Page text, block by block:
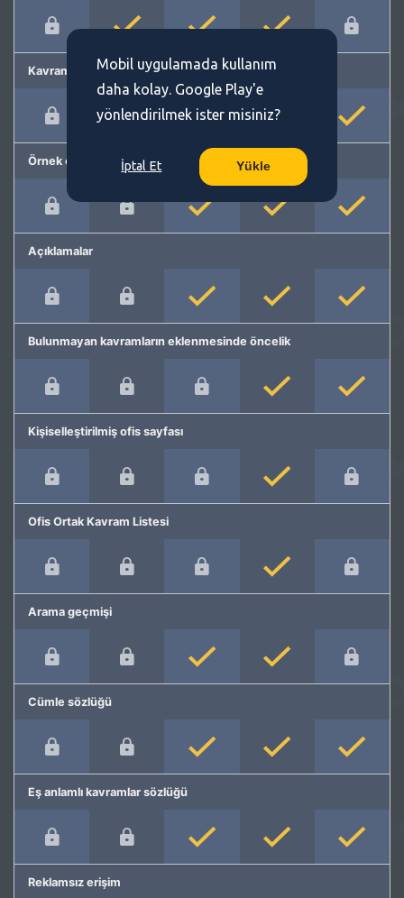
Kavram önerme
Örnek cümleler
Açıklamalar
Bulunmayan kavramların eklenmesinde öncelik
Kişiselleştirilmiş ofis sayfası
Ofis Ortak Kavram Listesi
Arama geçmişi
Cümle sözlüğü
Eş anlamlı kavramlar sözlüğü
Reklamsız erişim
Mobil uygulamada kullanım
daha kolay. Google Play'e
yönlendirilmek ister misiniz?
İptal Et Yükle